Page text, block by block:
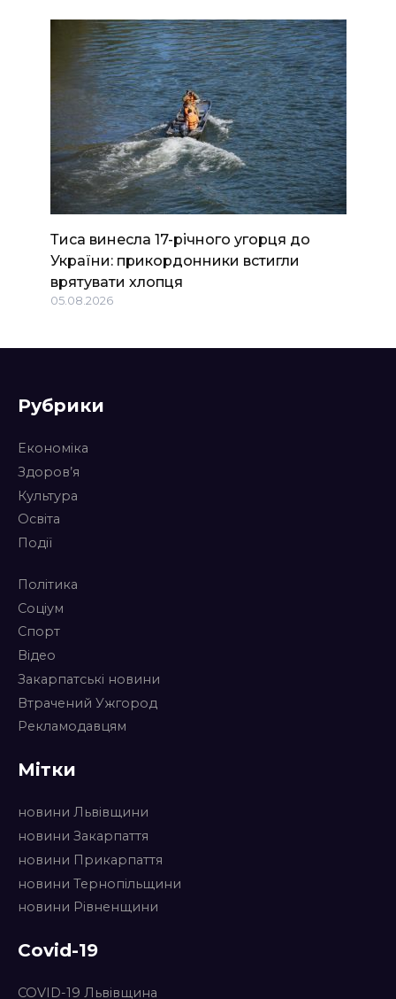
Тиса винесла 17-річного угорця до
України: прикордонники встигли
врятувати хлопця
05.08.2026
Рубрики
Економіка
Здоров’я
Культура
Освіта
Події
Політика
Соціум
Спорт
Відео
Закарпатські новини
Втрачений Ужгород
Рекламодавцям
Мітки
новини Львівщини
новини Закарпаття
новини Прикарпаття
новини Тернопільщини
новини Рівненщини
Covid-19
COVID-19 Львівщина